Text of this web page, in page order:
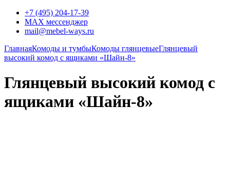
+7 (495) 204-17-39
MAX мессенджер
mail@mebel-ways.ru
ГлавнаяКомоды и тумбыКомоды глянцевыеГлянцевый
высокий комод с ящиками «Шайн-8»
Глянцевый высокий комод с
ящиками «Шайн-8»